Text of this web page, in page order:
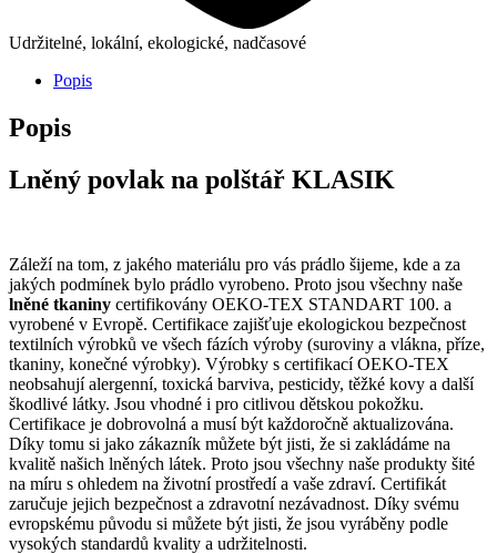
Udržitelné, lokální, ekologické, nadčasové
Popis
Popis
Lněný povlak na polštář KLASIK
Záleží na tom, z jakého materiálu pro vás prádlo šijeme, kde a za
jakých podmínek bylo prádlo vyrobeno. Proto jsou všechny naše
lněné tkaniny certifikovány OEKO-TEX STANDART 100. a
vyrobené v Evropě. Certifikace zajišťuje ekologickou bezpečnost
textilních výrobků ve všech fázích výroby (suroviny a vlákna, příze,
tkaniny, konečné výrobky). Výrobky s certifikací OEKO-TEX
neobsahují alergenní, toxická barviva, pesticidy, těžké kovy a další
škodlivé látky. Jsou vhodné i pro citlivou dětskou pokožku.
Certifikace je dobrovolná a musí být každoročně aktualizována.
Díky tomu si jako zákazník můžete být jisti, že si zakládáme na
kvalitě našich lněných látek. Proto jsou všechny naše produkty šité
na míru s ohledem na životní prostředí a vaše zdraví. Certifikát
zaručuje jejich bezpečnost a zdravotní nezávadnost. Díky svému
evropskému původu si můžete být jisti, že jsou vyráběny podle
vysokých standardů kvality a udržitelnosti.